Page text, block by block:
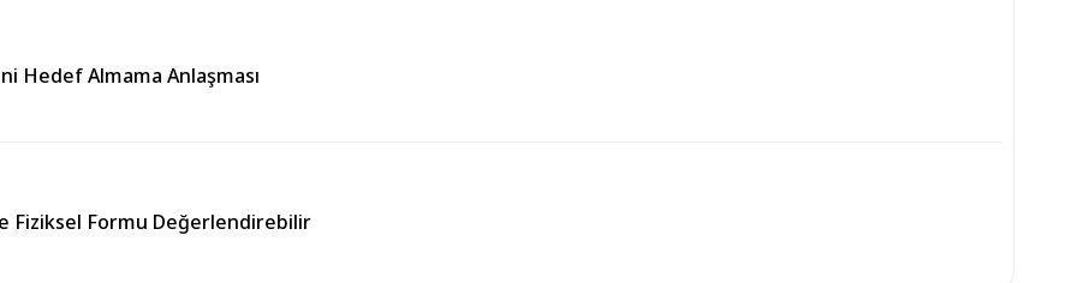
Hedef Almama Anlaşması
Fiziksel Formu Değerlendirebilir